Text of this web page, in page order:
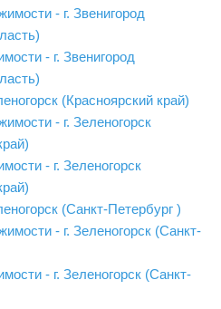
Звенигород
- г. Зеленогорск (Красноярский край)
Зеленогорск
- г. Зеленогорск (Санкт-Петербург )
(Санкт-
(Санкт-